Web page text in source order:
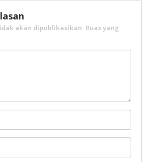
akan dipublikasikan. Ruas yang